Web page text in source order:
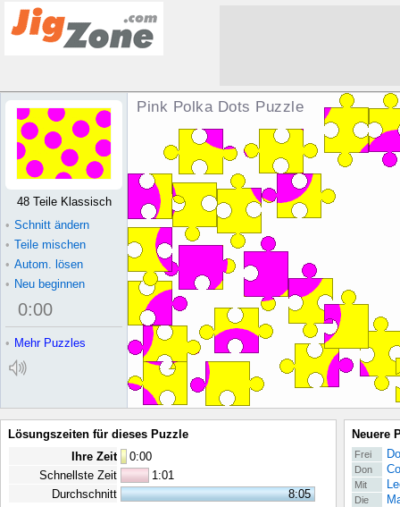
Pink Polka Dots Puzzle
48 Teile Klassisch
• Schnitt ändern
• Teile mischen
• Autom. lösen
• Neu beginnen
0:00
• Mehr Puzzles
Lösungszeiten für dieses Puzzle
Ihre Zeit
0:00
Schnellste Zeit
1:01
Durchschnitt
8:05
Neuere
Frei
Don
Mit
Die